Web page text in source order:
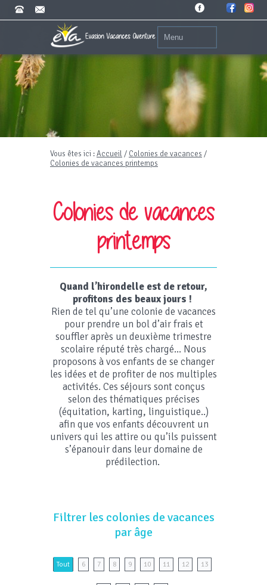
Vous êtes ici :Accueil / Colonies de vacances /
Colonies de vacances printemps
Colonies de vacances
printemps
Quand l’hirondelle est de retour,
profitons des beaux jours !
Rien de tel qu’une colonie de vacances
pour prendre un bol d’air frais et
souffler après un deuxième trimestre
scolaire réputé très chargé... Nous
proposons à vos enfants de se changer
les idées et de profiter de nos multiples
activités. Ces séjours sont conçus
selon des thématiques précises
(équitation, karting, linguistique..)
afin que vos enfants découvrent un
univers qui les attire ou qu’ils puissent
s’épanouir dans leur domaine de
prédilection.
Filtrer les colonies de vacances
par âge
Tout 6 7 8 9 10 11 12 13